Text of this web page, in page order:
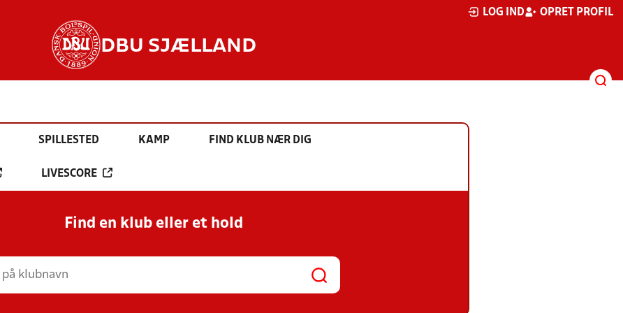
LOG IND OPRET PROFIL
DBU SJÆLLAND
SPILLESTED KAMP FIND KLUB NÆR DIG
LIVESCORE
Find en klub eller et hold